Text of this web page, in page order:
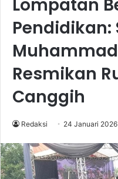
Lompatan
Pendidikan:
Resmikan
Canggih
Redaksi 24 Januari 2026